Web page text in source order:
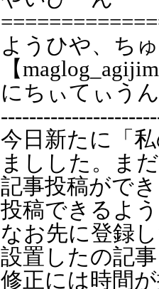
ようひや、ち
【
にちぃてぃう
今日新たに「
ましした。ま
記事投稿がで
投稿できるよ
なお先に登録
設置したの記
修正には時間